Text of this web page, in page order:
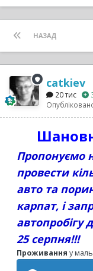
НАЗАД
catkiev
20 тис
Пропонуємо
провести
авто та
карпат, і
автопробігу
25 серпня!!!
Проживання у